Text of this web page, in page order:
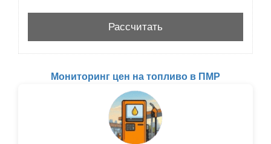
Мониторинг цен на топливо в ПМР